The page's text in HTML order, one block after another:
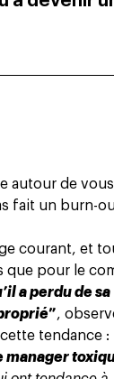
autour de
fait un burn-
courant, et
que pour le
a perdu de sa
”,
tendance :
manager